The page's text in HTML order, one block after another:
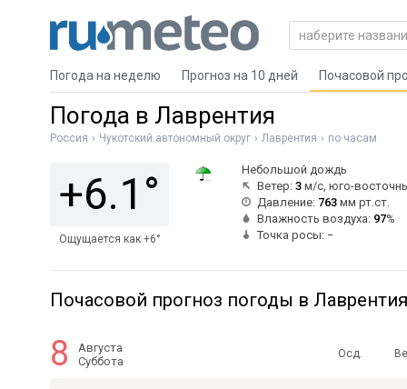
Погода на неделю Прогноз на 10 дней Почасовой
Погода в Лаврентия
Россия Чукотский автономный округ Лаврентия по часам
+6.1°
Ощущается как +6°
Небольшой дождь
Ветер: 3 м/с, юго-
Давление: 763 мм рт.ст.
Влажность воздуха: 97%
Точка росы: −
Почасовой прогноз погоды в Лаврентия
8
Августа
Суббота
Осд.